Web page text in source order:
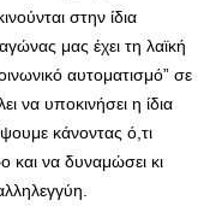
στην ίδια
μας έχει τη λαϊκή
αυτοματισμό” σε
να υποκινήσει η ίδια
κάνοντας ό,τι
και να δυναμώσει κι